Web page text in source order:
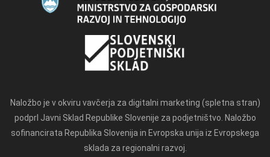
Naložbo je v okviru vavčerja za digitalni marketing (spletna stran)
podprl Javni Sklad Republike Slovenije za podjetništvo. Naložbo
sofinancirata Republika Slovenija in Evropska unija iz Evropskega
sklada za regionalni razvoj.